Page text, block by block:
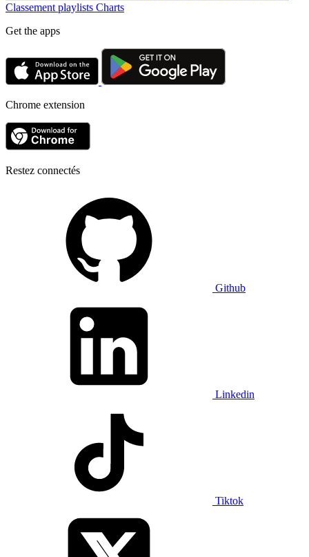
Classement playlists Charts
Get the apps
Chrome extension
Restez connectés
Github
Linkedin
Tiktok